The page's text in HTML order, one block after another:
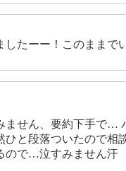
したーー！このまま
せん、要約下手で…
と段落ついたので相
ので…泣すみません汗